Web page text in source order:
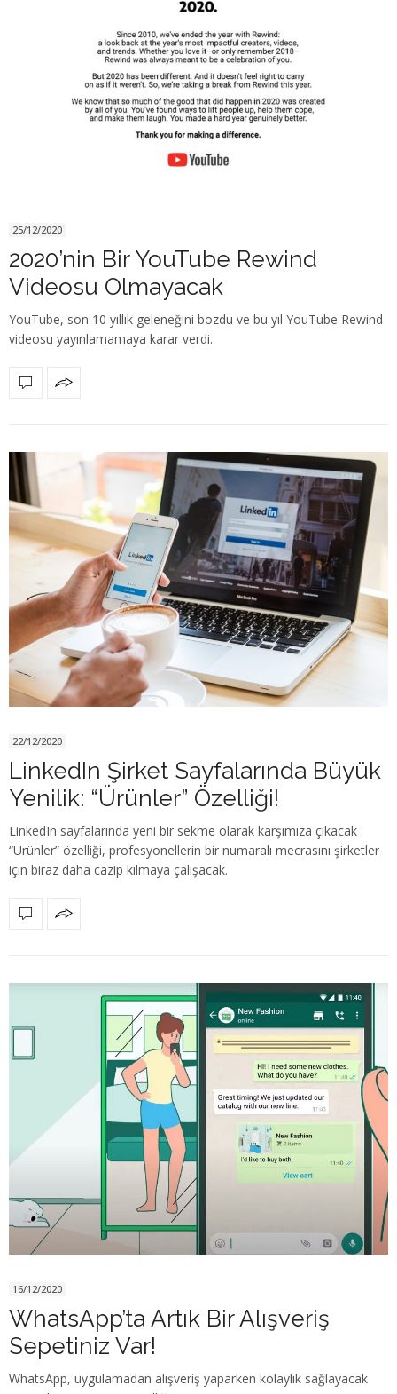
25/12/2020
2020’nin Bir YouTube Rewind
Videosu Olmayacak
YouTube, son 10 yıllık geleneğini bozdu ve bu yıl YouTube Rewind
videosu yayınlamamaya karar verdi.
22/12/2020
LinkedIn Şirket Sayfalarında Büyük
Yenilik: “Ürünler” Özelliği!
LinkedIn sayfalarında yeni bir sekme olarak karşımıza çıkacak
“Ürünler” özelliği, profesyonellerin bir numaralı mecrasını şirketler
için biraz daha cazip kılmaya çalışacak.
16/12/2020
WhatsApp’ta Artık Bir Alışveriş
Sepetiniz Var!
WhatsApp, uygulamadan alışveriş yaparken kolaylık sağlayacak